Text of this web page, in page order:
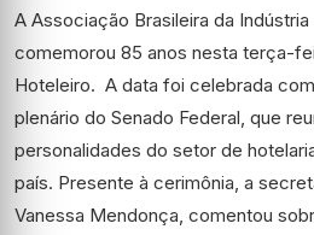
A Associação Brasileira da
comemorou 85 anos nesta terça-
Hoteleiro. A data foi celebrada
plenário do Senado Federal, que
personalidades do setor de
país. Presente à cerimônia, a
Vanessa Mendonça, comentou